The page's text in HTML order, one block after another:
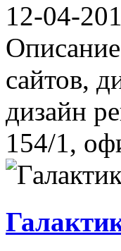
12-04-
сайтов,
дизайн
154/1,